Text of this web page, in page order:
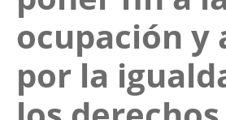
ocupación y
por la